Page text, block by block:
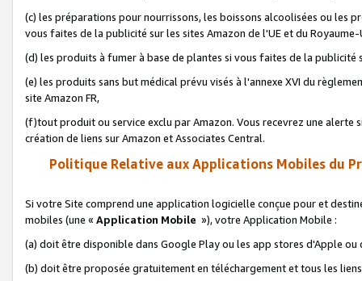
(c) les préparations pour nourrissons, les boissons alcoolisées ou les
vous faites de la publicité sur les sites Amazon de l'UE et du Royaume-
(d) les produits à fumer à base de plantes si vous faites de la publicité
(e) les produits sans but médical prévu visés à l'annexe XVI du
site Amazon FR,
(f)tout produit ou service exclu par Amazon. Vous recevrez une alerte
création de liens sur Amazon et Associates Central.
Politique Relative aux Applications Mobiles du
Si votre Site comprend une application logicielle conçue pour et
mobiles (une « Application Mobile »), votre Application Mobile :
(a) doit être disponible dans Google Play ou les app stores d'Apple ou
(b) doit être proposée gratuitement en téléchargement et tous les